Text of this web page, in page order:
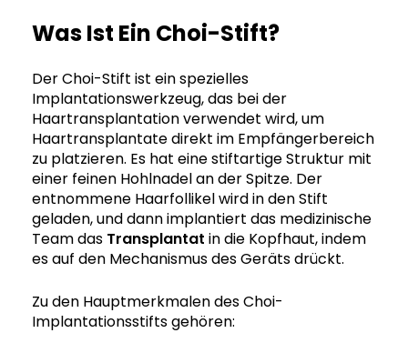
Was Ist Ein Choi-Stift?
Der Choi-Stift ist ein spezielles
Implantationswerkzeug, das bei der
Haartransplantation verwendet wird, um
Haartransplantate direkt im Empfängerbereich
zu platzieren. Es hat eine stiftartige Struktur mit
einer feinen Hohlnadel an der Spitze. Der
entnommene Haarfollikel wird in den Stift
geladen, und dann implantiert das medizinische
Team das Transplantat in die Kopfhaut, indem
es auf den Mechanismus des Geräts drückt.
Zu den Hauptmerkmalen des Choi-
Implantationsstifts gehören: